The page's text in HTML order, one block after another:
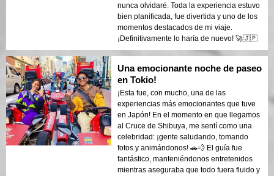
nunca olvidaré. Toda la experiencia estuvo
bien planificada, fue divertida y uno de los
momentos destacados de mi viaje.
¡Definitivamente lo haría de nuevo! 🚀🇯🇵
Una emocionante noche de paseo
en Tokio!
¡Esta fue, con mucho, una de las
experiencias más emocionantes que tuve
en Japón! En el momento en que llegamos
al Cruce de Shibuya, me sentí como una
celebridad: ¡gente saludando, tomando
fotos y animándonos! 🚗💨 El guía fue
fantástico, manteniéndonos entretenidos
mientras aseguraba que todo fuera fluido y